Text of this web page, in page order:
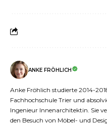
ANKE FRÖHLICH
Anke Fröhlich studierte 2014-
Fachhochschule Trier und
Ingenieur Innenarchitektin. Sie
den Besuch von Möbel- und